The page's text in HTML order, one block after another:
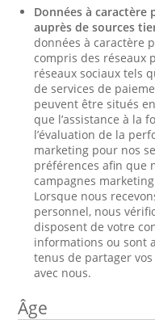
Données à
auprès de sources
données à caractère
compris des réseaux
réseaux sociaux tels
de services de
peuvent être situés
que l’assistance à la
l’évaluation de la
marketing pour nos
préférences afin que
campagnes
Lorsque nous
personnel, nous
disposent de votre
informations ou sont
tenus de partager
avec nous.
Âge